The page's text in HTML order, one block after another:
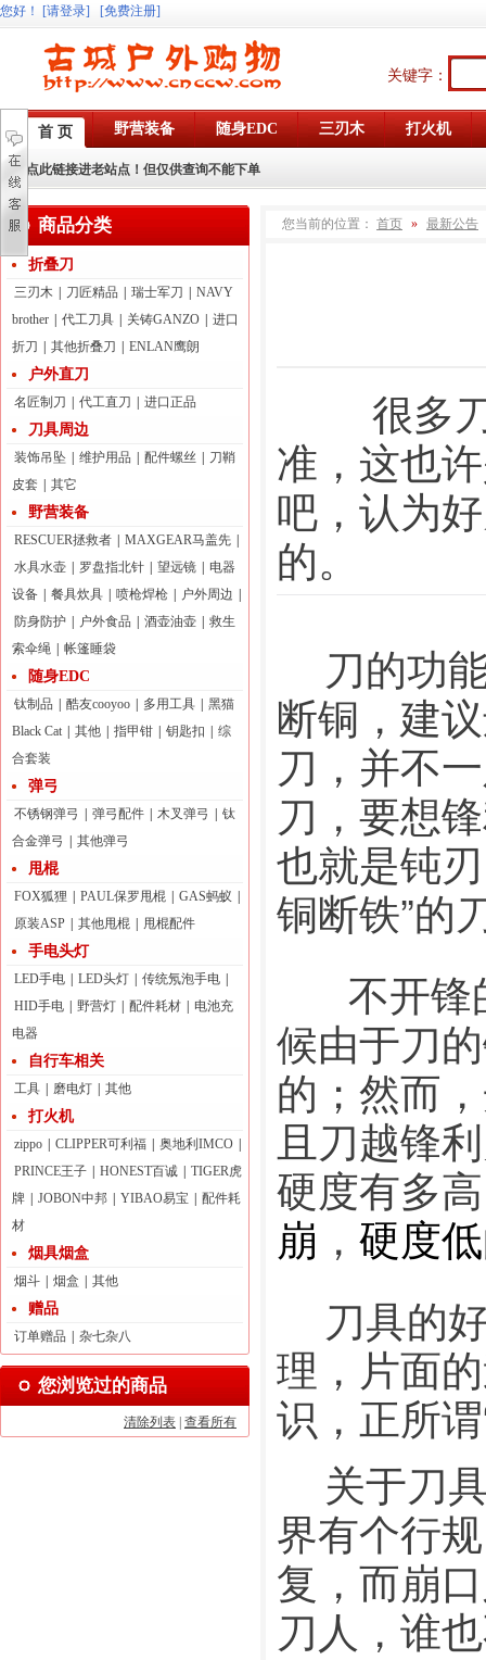
您好 ！ [请登录] [免费注册]
关键字：
首 页 野营装备 随身EDC 三刃木 打火机
点此链接进老站点！但仅供查询不能下单
商品分类
折叠刀
三刃木 刀匠精品 瑞士军刀
NAVY
brother
代工刀具 关铸GANZO
进口
折刀
其他折叠刀 ENLAN鹰朗
户外直刀
名匠制刀 代工直刀 进口正品
刀具周边
装饰吊坠 维护用品 配件螺丝
刀鞘
皮套
其它
野营装备
RESCUER拯救者 MAXGEAR马盖先
水具水壶
罗盘指北针 望远镜
电器
设备
餐具炊具 喷枪焊枪 户外周边
防身防护
户外食品 酒壶油壶
救生
索伞绳
帐篷睡袋
随身EDC
钛制品 酷友cooyoo 多用工具
黑猫
Black Cat
其他 指甲钳 钥匙扣
综
合套装
弹弓
不锈钢弹弓 弹弓配件 木叉弹弓
钛
合金弹弓
其他弹弓
甩棍
FOX狐狸 PAUL保罗甩棍 GAS蚂蚁
原装ASP
其他甩棍 甩棍配件
手电头灯
LED手电 LED头灯 传统氖泡手电
HID手电
野营灯 配件耗材
电池充
电器
自行车相关
工具 磨电灯 其他
打火机
zippo CLIPPER可利福 奥地利IMCO
PRINCE王子
HONEST百诚
TIGER虎
牌
JOBON中邦 YIBAO易宝
配件耗
材
烟具烟盒
烟斗 烟盒 其他
赠品
订单赠品 杂七杂八
您浏览过的商品
清除列表 查看所有
您当前的位置： 首页 » 最新公告
准，这也
吧，认为
的。
刀的功
断铜，建
刀，并不
刀，要想
也就是钝
铜断铁”的
不开锋
候由于刀
的；然而
且刀越锋
硬度有多
崩 ， 硬度
刀具的
理，片面
识，正所
关于刀
界有个行
复，而崩
刀人，谁